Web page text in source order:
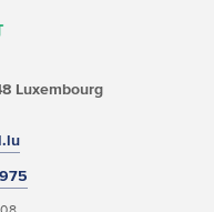
Luxembourg